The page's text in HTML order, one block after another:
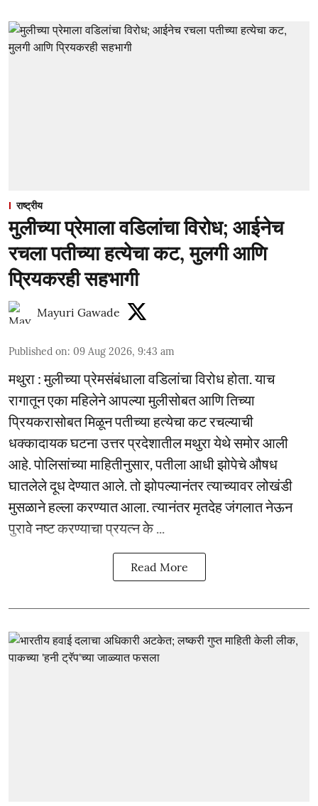
राष्ट्रीय
मुलीच्या प्रेमाला वडिलांचा विरोध; आईनेच
रचला पतीच्या हत्येचा कट, मुलगी आणि
प्रियकरही सहभागी
Mayuri Gawade
Published on: 09 Aug 2026, 9:43 am
मथुरा : मुलीच्या प्रेमसंबंधाला वडिलांचा विरोध होता. याच
रागातून एका महिलेने आपल्या मुलीसोबत आणि तिच्या
प्रियकरासोबत मिळून पतीच्या हत्येचा कट रचल्याची
धक्कादायक घटना उत्तर प्रदेशातील मथुरा येथे समोर आली
आहे. पोलिसांच्या माहितीनुसार, पतीला आधी झोपेचे औषध
घातलेले दूध देण्यात आले. तो झोपल्यानंतर त्याच्यावर लोखंडी
मुसळाने हल्ला करण्यात आला. त्यानंतर मृतदेह जंगलात नेऊन
पुरावे नष्ट करण्याचा प्रयत्न के ...
Read More